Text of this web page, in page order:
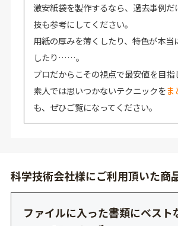
激安紙袋を製作するなら、過去事例だ
技も参考にしてください。
用紙の厚みを薄くしたり、特色が本当
したり……。
プロだからこその視点で最安値を目指
素人では思いつかないテクニックをま
も、ぜひご覧になってください。
科学技術会社様にご利用頂いた商
ファイルに入った書類にベスト